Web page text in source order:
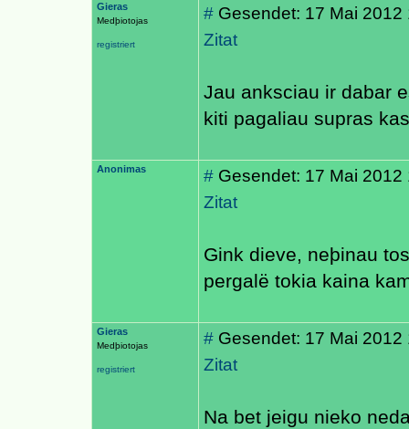
Gieras
Medþiotojas
registriert
# Gesendet: 17 Mai 2012
Zitat
Jau anksciau ir dabar
kiti pagaliau supras
Anonimas # Gesendet: 17 Mai 2012
Zitat
Gink dieve, neþinau
pergalë tokia kaina
Gieras
Medþiotojas
registriert
# Gesendet: 17 Mai 2012
Zitat
Na bet jeigu nieko